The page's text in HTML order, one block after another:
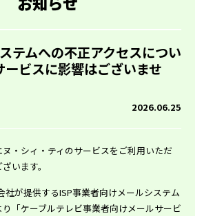
テムへの不正アクセスについ
ビスに影響はございませ
2026.06.25
・シィ・ティのサービスをご利用いただ
います。
社が提供するISP事業者向けメールシステム
「ケーブルテレビ事業者向けメールサービ